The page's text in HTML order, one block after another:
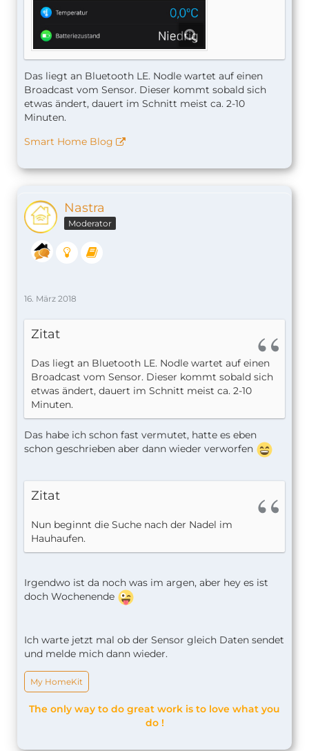
npm WARN optional SKIPPING OPTIONAL
npm WARN notsup SKIPPING OPTIONAL
homebridge-mi-flower-care@1.0.6
added 153 packages in 76.958s
Das liegt an Bluetooth LE. Nodle wartet auf einen
Broadcast vom Sensor. Dieser kommt sobald sich
etwas ändert, dauert im Schnitt meist ca. 2-10
Minuten.
Smart Home Blog
Nastra
Moderator
16. März 2018
Zitat
Das liegt an Bluetooth LE. Nodle wartet auf einen
Broadcast vom Sensor. Dieser kommt sobald sich
etwas ändert, dauert im Schnitt meist ca. 2-10
Minuten.
Das habe ich schon fast vermutet, hatte es eben
schon geschrieben aber dann wieder verworfen
Zitat
Nun beginnt die Suche nach der Nadel im
Hauhaufen.
Irgendwo ist da noch was im argen, aber hey es ist
doch Wochenende
Ich warte jetzt mal ob der Sensor gleich Daten sendet
und melde mich dann wieder.
My HomeKit
The only way to do great work is to love what you
do !